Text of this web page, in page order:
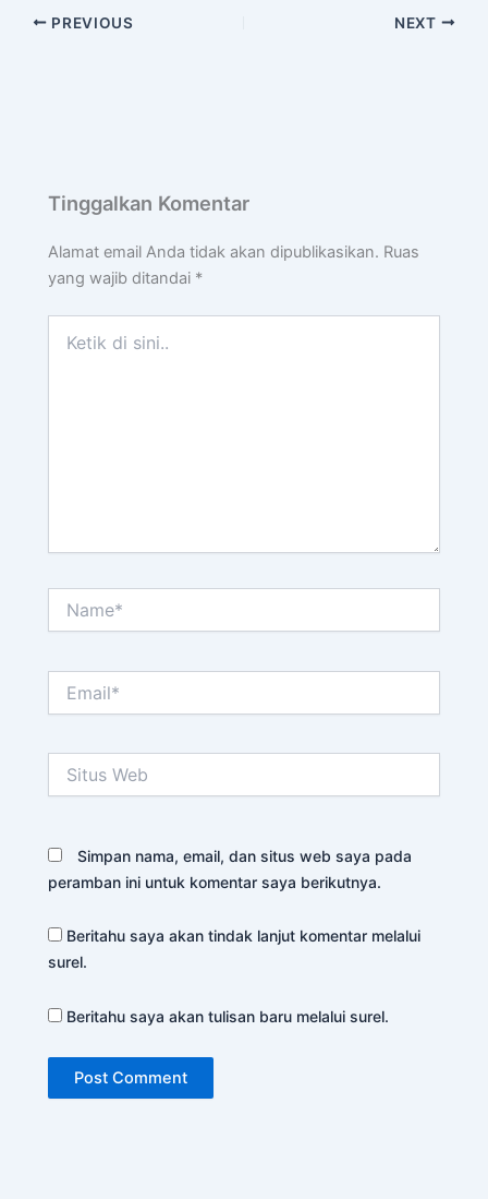
PREVIOUS NEXT
Tinggalkan Komentar
Alamat email Anda tidak akan dipublikasikan. Ruas
yang wajib ditandai *
Web
Simpan nama, email, dan situs web saya pada
peramban ini untuk komentar saya berikutnya.
Beritahu saya akan tindak lanjut komentar melalui
surel.
Beritahu saya akan tulisan baru melalui surel.